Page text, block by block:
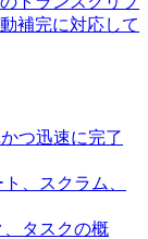
補完に対応して
つ迅速に完了
、スクラム、
タスクの概